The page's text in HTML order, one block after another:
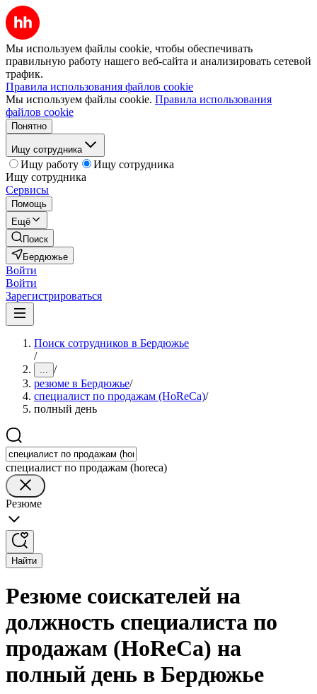
Мы используем файлы cookie, чтобы обеспечивать
правильную работу нашего веб-сайта и анализировать сетевой
трафик.
Правила использования файлов cookie
Мы используем файлы cookie. Правила использования
файлов cookie
Понятно
Ищу сотрудника
Ищу работу
Ищу сотрудника
Ищу сотрудника
Сервисы
Помощь
Ещё
Поиск
Бердюжье
Войти
Войти
Зарегистрироваться
Поиск сотрудников в Бердюжье
/
... /
резюме в Бердюжье/
специалист по продажам (HoReCa)/
полный день
специалист по продажам (horeca)
Резюме
Найти
Резюме соискателей на
должность специалиста по
продажам (HoReCa) на
полный день в Бердюжье